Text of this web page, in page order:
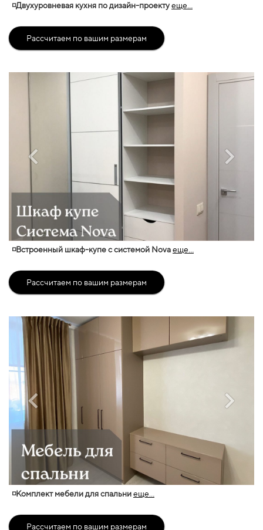
◽Двухуровневая кухня по дизайн-проектуеще...
Рассчитаем по вашим размерам
◽Встроенный шкаф-купе с системой Novaеще...
Рассчитаем по вашим размерам
◽Комплект мебели для спальниеще...
Рассчитаем по вашим размерам